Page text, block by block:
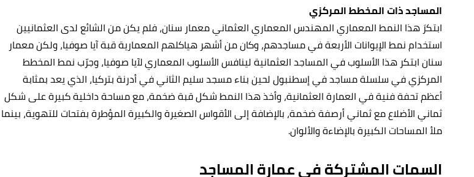
المساجد ذات المخطط المركزي
ابتكرَ هذا النمط المعماري المهندس المعماري العثماني معمار سنان، فلم يكن من الشائع لدى العثمانيين
استخدام نمط الإيوانات الأربعة في مساجدهم، وكان من أشهر هياكلهم المعمارية قبة آيا صوفيا، ولكن معمار
سنان ابتكر هذا الأسلوب في المساجد العثمانية لينافس الأسلوب المعماري لآيا صوفيا، وجرّب نمط المخطط
المركزي في سلسلة مساجد في إسطنبول لحين بناء مسجد سليم الثاني في أدرنة بتركيا، الذي يعد بمثابة
أعظم تحفة فنية في العمارة العثمانية، وأخذ هذا النمط شكل قبة ضخمة، مع مساحة داخلية كبيرة على شكل
ثماني الأضلاع مع ثماني أرصفة ضخمة، بالإضافة إلى الأقواس الصغيرة والكبيرة المؤطرة بفتحات للتهوية، بينما
ملأ المساحات الكبيرة بالإضاءة والألوان.
السمات المشتركة في عمارة المساجد